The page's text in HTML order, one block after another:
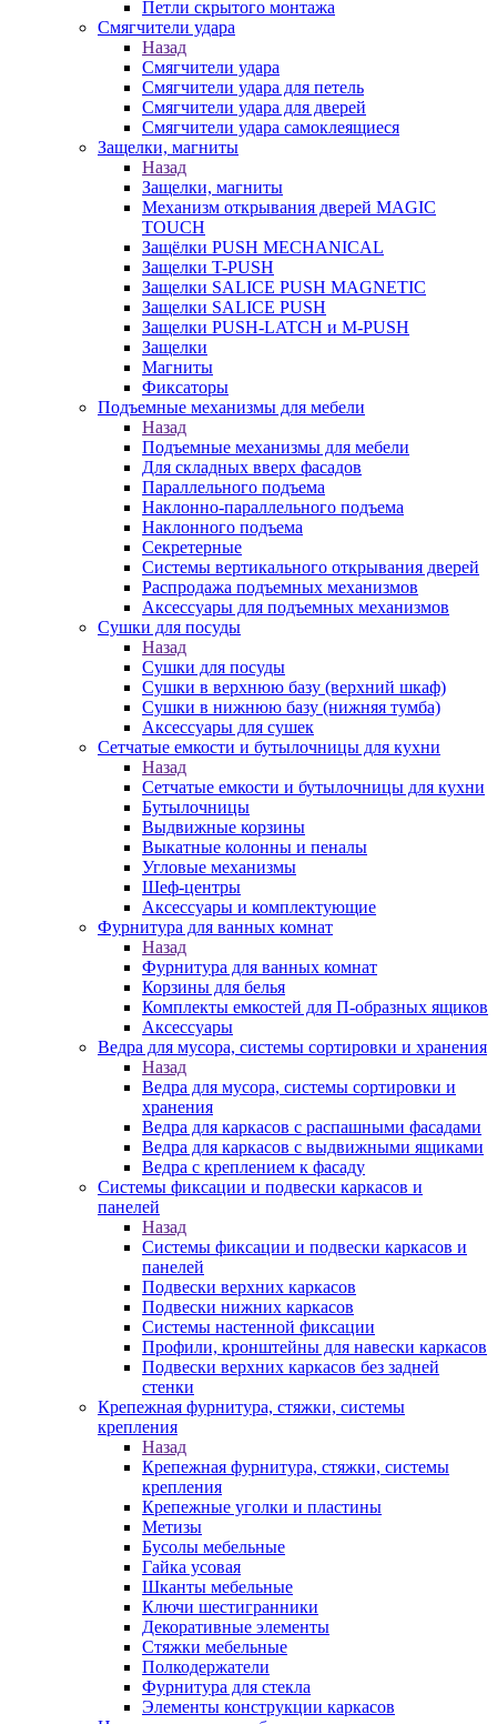
Петли скрытого монтажа
Смягчители удара
Назад
Смягчители удара
Смягчители удара для петель
Смягчители удара для дверей
Cмягчители удара самоклеящиеся
Защелки, магниты
Назад
Защелки, магниты
Механизм открывания дверей MAGIC
TOUCH
Защёлки PUSH MECHANICAL
Защелки T-PUSH
Защелки SALICE PUSH MAGNETIC
Защелки SALICE PUSH
Защелки PUSH-LATCH и M-PUSH
Защелки
Магниты
Фиксаторы
Подъемные механизмы для мебели
Назад
Подъемные механизмы для мебели
Для складных вверх фасадов
Параллельного подъема
Наклонно-параллельного подъема
Наклонного подъема
Секретерные
Системы вертикального открывания дверей
Распродажа подъемных механизмов
Аксессуары для подъемных механизмов
Сушки для посуды
Назад
Сушки для посуды
Сушки в верхнюю базу (верхний шкаф)
Сушки в нижнюю базу (нижняя тумба)
Аксессуары для сушек
Сетчатые емкости и бутылочницы для кухни
Назад
Сетчатые емкости и бутылочницы для кухни
Бутылочницы
Выдвижные корзины
Выкатные колонны и пеналы
Угловые механизмы
Шеф-центры
Аксессуары и комплектующие
Фурнитура для ванных комнат
Назад
Фурнитура для ванных комнат
Корзины для белья
Комплекты емкостей для П-образных ящиков
Аксессуары
Ведра для мусора, системы сортировки и хранения
Назад
Ведра для мусора, системы сортировки и
хранения
Ведра для каркасов с распашными фасадами
Ведра для каркасов с выдвижными ящиками
Ведра с креплением к фасаду
Системы фиксации и подвески каркасов и
панелей
Назад
Системы фиксации и подвески каркасов и
панелей
Подвески верхних каркасов
Подвески нижних каркасов
Системы настенной фиксации
Профили, кронштейны для навески каркасов
Подвески верхних каркасов без задней
стенки
Крепежная фурнитура, стяжки, системы
крепления
Назад
Крепежная фурнитура, стяжки, системы
крепления
Крепежные уголки и пластины
Метизы
Бусолы мебельные
Гайка усовая
Шканты мебельные
Ключи шестигранники
Декоративные элементы
Стяжки мебельные
Полкодержатели
Фурнитура для стекла
Элементы конструкции каркасов